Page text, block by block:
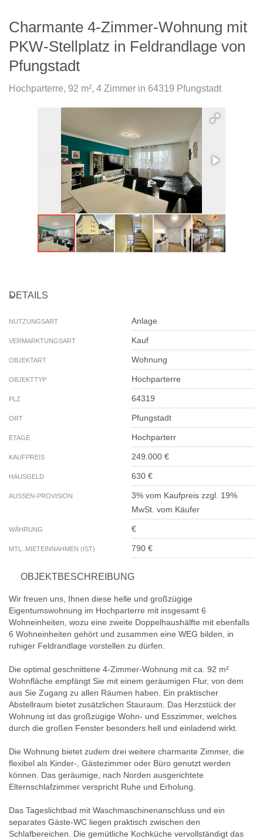
Charmante 4-Zimmer-Wohnung mit
PKW-Stellplatz in Feldrandlage von
Pfungstadt
Hochparterre, 92 m², 4 Zimmer in 64319 Pfungstadt
DETAILS
NUTZUNGSART Anlage
VERMARKTUNGSART Kauf
OBJEKTART Wohnung
OBJEKTTYP Hochparterre
PLZ 64319
ORT Pfungstadt
ETAGE Hochparterr
KAUFPREIS 249.000 €
HAUSGELD 630 €
AUSSEN-PROVISION
3% vom Kaufpreis zzgl. 19%
MwSt. vom Käufer
WÄHRUNG €
MTL. MIETEINNAHMEN (IST) 790 €
OBJEKTBESCHREIBUNG
Wir freuen uns, Ihnen diese helle und großzügige
Eigentumswohnung im Hochparterre mit insgesamt 6
Wohneinheiten, wozu eine zweite Doppelhaushälfte mit ebenfalls
6 Wohneinheiten gehört und zusammen eine WEG bilden, in
ruhiger Feldrandlage vorstellen zu dürfen.
Die optimal geschnittene 4-Zimmer-Wohnung mit ca. 92 m²
Wohnfläche empfängt Sie mit einem geräumigen Flur, von dem
aus Sie Zugang zu allen Räumen haben. Ein praktischer
Abstellraum bietet zusätzlichen Stauraum. Das Herzstück der
Wohnung ist das großzügige Wohn- und Esszimmer, welches
durch die großen Fenster besonders hell und einladend wirkt.
Die Wohnung bietet zudem drei weitere charmante Zimmer, die
flexibel als Kinder-, Gästezimmer oder Büro genutzt werden
können. Das geräumige, nach Norden ausgerichtete
Elternschlafzimmer verspricht Ruhe und Erholung.
Das Tageslichtbad mit Waschmaschinenanschluss und ein
separates Gäste-WC liegen praktisch zwischen den
Schlafbereichen. Die gemütliche Kochküche vervollständigt das